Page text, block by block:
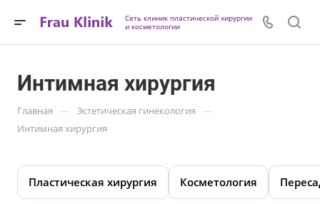
Сеть клиник пластической хирургии
и косметологии
Интимная хирургия
Главная — Эстетическая гинекология —
Интимная хирургия
Пластическая хирургия Косметология